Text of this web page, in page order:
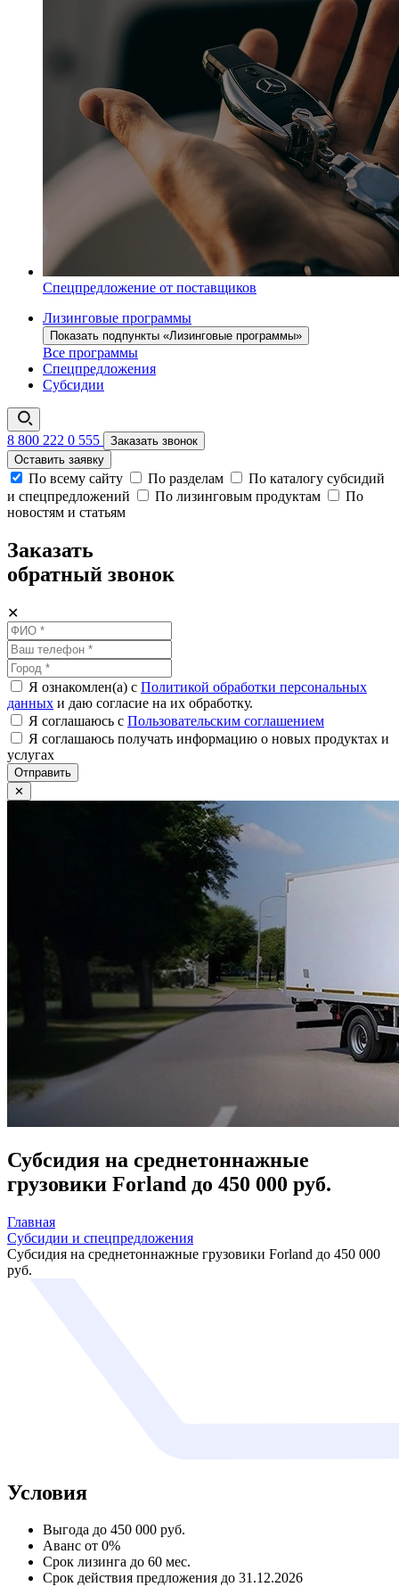
Спецпредложение от поставщиков
Лизинговые программы
Показать подпункты «Лизинговые программы»
Все программы
Спецпредложения
Субсидии
8 800 222 0 555
Заказать звонок
Оставить заявку
По всему сайту По разделам
По каталогу субсидий
и спецпредложений
По лизинговым продуктам
По
новостям и статьям
Заказать
обратный звонок
✕
Я ознакомлен(а) с Политикой обработки персональных
данных и даю согласие на их обработку.
Я соглашаюсь c Пользовательским соглашением
Я соглашаюсь получать информацию о новых продуктах и
услугах
Отправить
✕
Субсидия на среднетоннажные
грузовики Forland до 450 000 руб.
Главная
Субсидии и спецпредложения
Субсидия на среднетоннажные грузовики Forland до 450 000
руб.
Условия
Выгода до 450 000 руб.
Аванс от 0%
Срок лизинга до 60 мес.
Срок действия предложения до 31.12.2026